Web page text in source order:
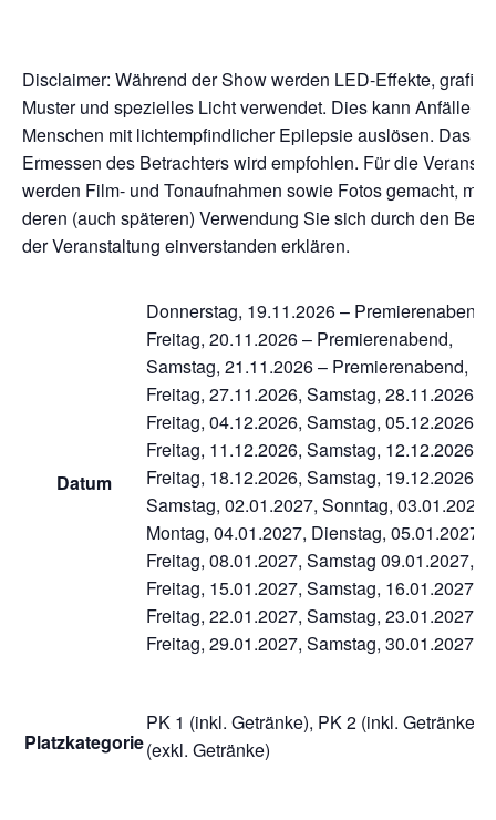
Disclaimer: Während der Show werden LED-Effekte,
Muster und spezielles Licht verwendet. Dies kann Anfälle für
Menschen mit lichtempfindlicher Epilepsie auslösen. Das
Ermessen des Betrachters wird empfohlen. Für die
werden Film- und Tonaufnahmen sowie Fotos gemacht, mit
deren (auch späteren) Verwendung Sie sich durch den
der Veranstaltung einverstanden erklären.
Datum
Donnerstag, 19.11.2026 – Premierenabend,
Freitag, 20.11.2026 – Premierenabend,
Samstag, 21.11.2026 – Premierenabend,
Freitag, 27.11.2026, Samstag, 28.11.2026,
Freitag, 04.12.2026, Samstag, 05.12.2026,
Freitag, 11.12.2026, Samstag, 12.12.2026,
Freitag, 18.12.2026, Samstag, 19.12.2026,
Samstag, 02.01.2027, Sonntag, 03.01.2027,
Montag, 04.01.2027, Dienstag, 05.01.2027,
Freitag, 08.01.2027, Samstag 09.01.2027,
Freitag, 15.01.2027, Samstag, 16.01.2027,
Freitag, 22.01.2027, Samstag, 23.01.2027,
Freitag, 29.01.2027, Samstag, 30.01.2027
Platzkategorie
PK 1 (inkl. Getränke), PK 2 (inkl. Getränke),
(exkl. Getränke)